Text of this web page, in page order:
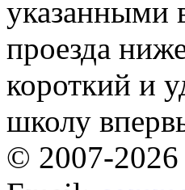
указанными
проезда
короткий и
школу
© 2007-